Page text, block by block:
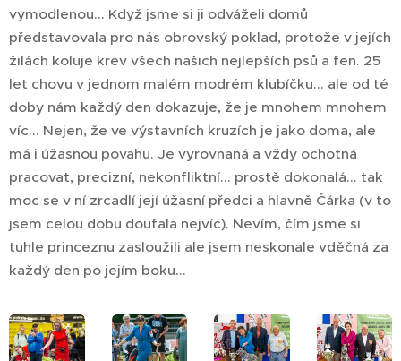
vymodlenou... Když jsme si ji odváželi domů
představovala pro nás obrovský poklad, protože v jejích
žilách koluje krev všech našich nejlepších psů a fen. 25
let chovu v jednom malém modrém klubíčku... ale od té
doby nám každý den dokazuje, že je mnohem mnohem
víc... Nejen, že ve výstavních kruzích je jako doma, ale
má i úžasnou povahu. Je vyrovnaná a vždy ochotná
pracovat, precizní, nekonfliktní... prostě dokonalá... tak
moc se v ní zrcadlí její úžasní předci a hlavně Čárka (v to
jsem celou dobu doufala nejvíc). Nevím, čím jsme si
tuhle princeznu zasloužili ale jsem neskonale vděčná za
každý den po jejím boku...